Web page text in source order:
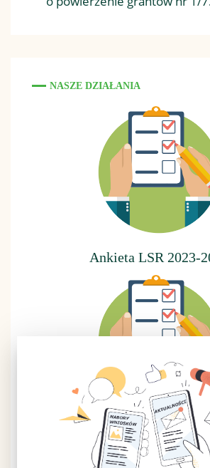
NASZE DZIAŁANIA
Ankieta LSR 2023-
Ankieta LSR 2014-